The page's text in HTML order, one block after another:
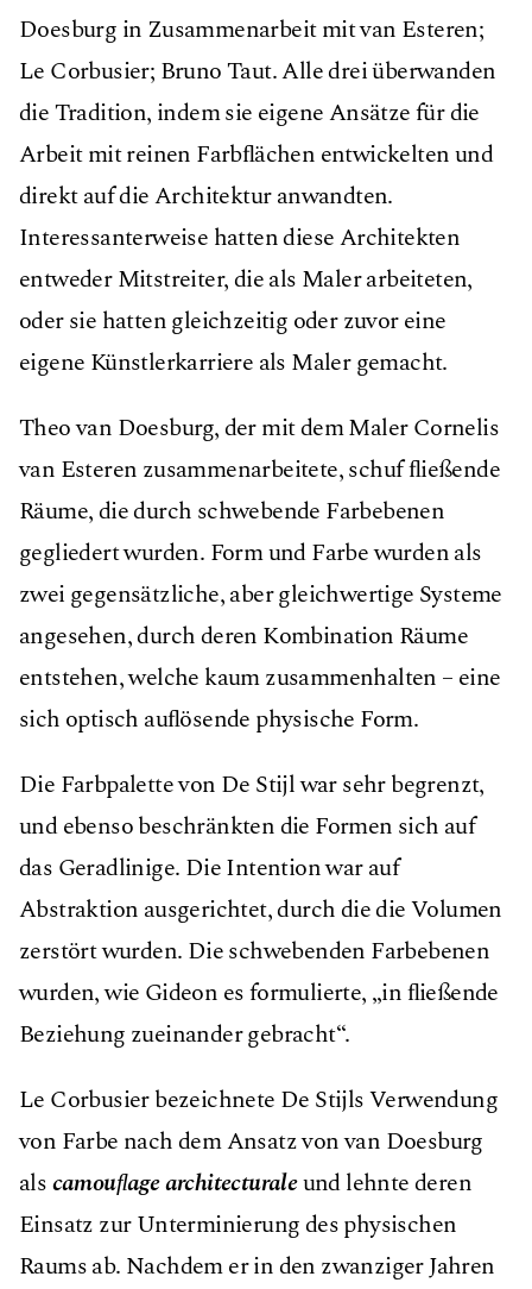
Doesburg in Zusammenarbeit mit van Esteren;
Le Corbusier; Bruno Taut. Alle drei überwanden
die Tradition, indem sie eigene Ansätze für die
Arbeit mit reinen Farbﬂächen entwickelten und
direkt auf die Architektur anwandten.
Interessanterweise hatten diese Architekten
entweder Mitstreiter, die als Maler arbeiteten,
oder sie hatten gleichzeitig oder zuvor eine
eigene Künstlerkarriere als Maler gemacht.
Theo van Doesburg, der mit dem Maler Cornelis
van Esteren zusammenarbeitete, schuf ﬂießende
Räume, die durch schwebende Farbebenen
gegliedert wurden. Form und Farbe wurden als
zwei gegensätzliche, aber gleichwertige Systeme
angesehen, durch deren Kombination Räume
entstehen, welche kaum zusammenhalten – eine
sich optisch auﬂösende physische Form.
Die Farbpalette von De Stijl war sehr begrenzt,
und ebenso beschränkten die Formen sich auf
das Geradlinige. Die Intention war auf
Abstraktion ausgerichtet, durch die die Volumen
zerstört wurden. Die schwebenden Farbebenen
wurden, wie Gideon es formulierte, „in ﬂießende
Beziehung zueinander gebracht“.
Le Corbusier bezeichnete De Stijls Verwendung
von Farbe nach dem Ansatz von van Doesburg
alscamouﬂage architecturaleund lehnte deren
Einsatz zur Unterminierung des physischen
Raums ab. Nachdem er in den zwanziger Jahren